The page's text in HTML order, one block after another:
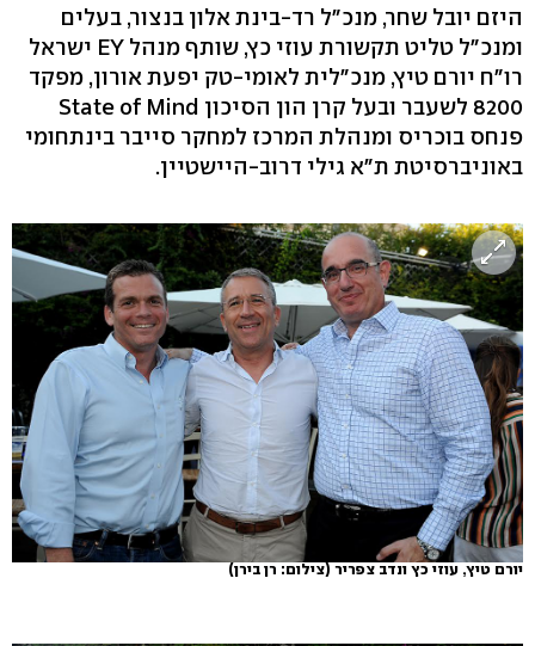
היזם יובל שחר, מנכ"ל רד-בינת אלון בנצור, בעלים
ומנכ"ל טליט תקשורת עוזי כץ, שותף מנהל EY ישראל
רו"ח יורם טיץ, מנכ"לית לאומי-טק יפעת אורון, מפקד
8200 לשעבר ובעל קרן הון הסיכון State of Mind
פנחס בוכריס ומנהלת המרכז למחקר סייבר בינתחומי
באוניברסיטת ת"א גילי דרוב-היישטיין.
יורם טיץ, עוזי כץ ונדב צפריר (צילום: רן בירן)